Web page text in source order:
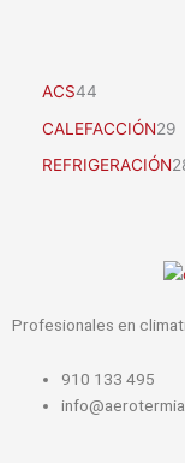
ACS44
CALEFACCIÓN29
REFRIGERACIÓN
Profesionales en
910 133 495